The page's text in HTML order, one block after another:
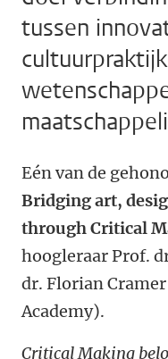
tussen
Eén van de
Bridging art,
through Critical
hoogleraar Prof.
dr. Florian
Academy).
Critical Making